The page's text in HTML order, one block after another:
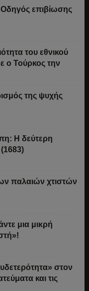
επιβίωσης
του εθνικού
ο Τούρκος την
της ψυχής
Η δεύτερη
παλαιών χτιστών
μια μικρή
στον
και τις